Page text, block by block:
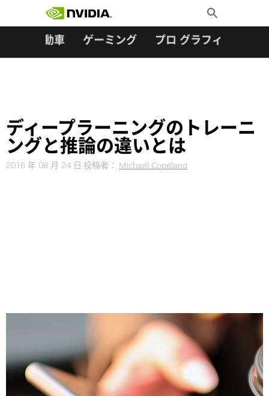
Toggle
Search
自動車 ゲーミング プロ グラフィックス
ディープラーニングのトレーニ
ングと推論の違いとは
2016 年 08 月 24 日 投稿者： Michael Copeland